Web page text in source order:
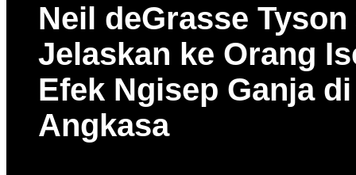
Neil deGrasse Tyson
Jelaskan ke Orang
Efek Ngisep Ganja
Angkasa